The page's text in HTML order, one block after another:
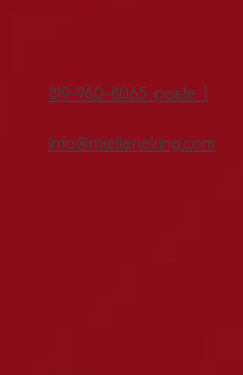
819-960-8065 poste 1
info@miellerieking.com